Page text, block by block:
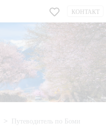
КОНТАКТ
Путеводитель по Боми